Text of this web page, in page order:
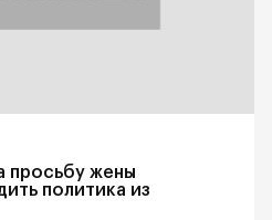
просьбу жены
политика из